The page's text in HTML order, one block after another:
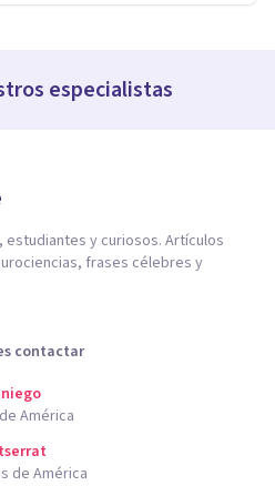
especialistas
y curiosos. Artículos
frases célebres y
contactar
América
de América